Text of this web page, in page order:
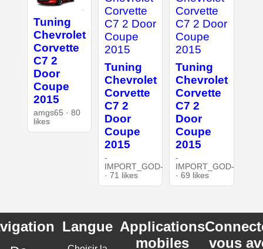
Tuning
Chevrolet
Corvette
C7 2
Door
Coupe
2015
amgs65 · 80
likes
Tuning
Chevrolet
Corvette
C7 2
Door
Coupe
2015
-
IMPORT_GOD-
· 71 likes
Tuning
Chevrolet
Corvette
C7 2
Door
Coupe
2015
-
IMPORT_GOD-
· 69 likes
Langue Applications
mobiles
vous